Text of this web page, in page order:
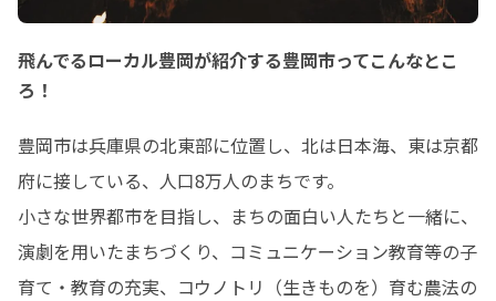
飛んでるローカル豊岡が紹介する豊岡市ってこんなとこ
ろ！
豊岡市は兵庫県の北東部に位置し、北は日本海、東は京都
府に接している、人口8万人のまちです。
小さな世界都市を目指し、まちの面白い人たちと一緒に、
演劇を用いたまちづくり、コミュニケーション教育等の子
育て・教育の充実、コウノトリ（生きものを）育む農法の